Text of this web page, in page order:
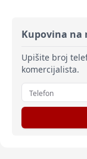
Kupovina na
Upišite broj
komercijalista.